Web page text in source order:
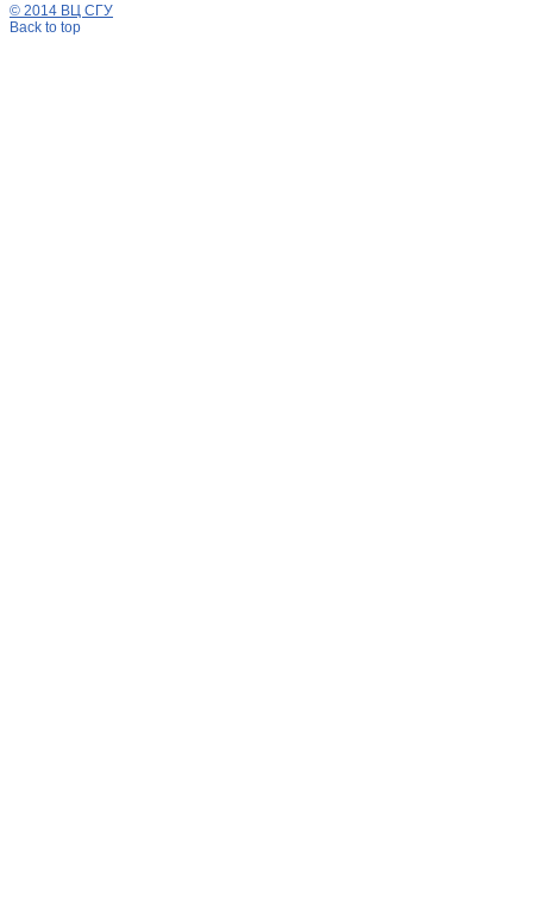
© 2014 ВЦ СГУ
Back to top